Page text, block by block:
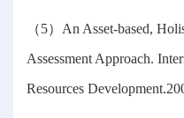
（5）An Asset-based,
Assessment Approach.
Resources